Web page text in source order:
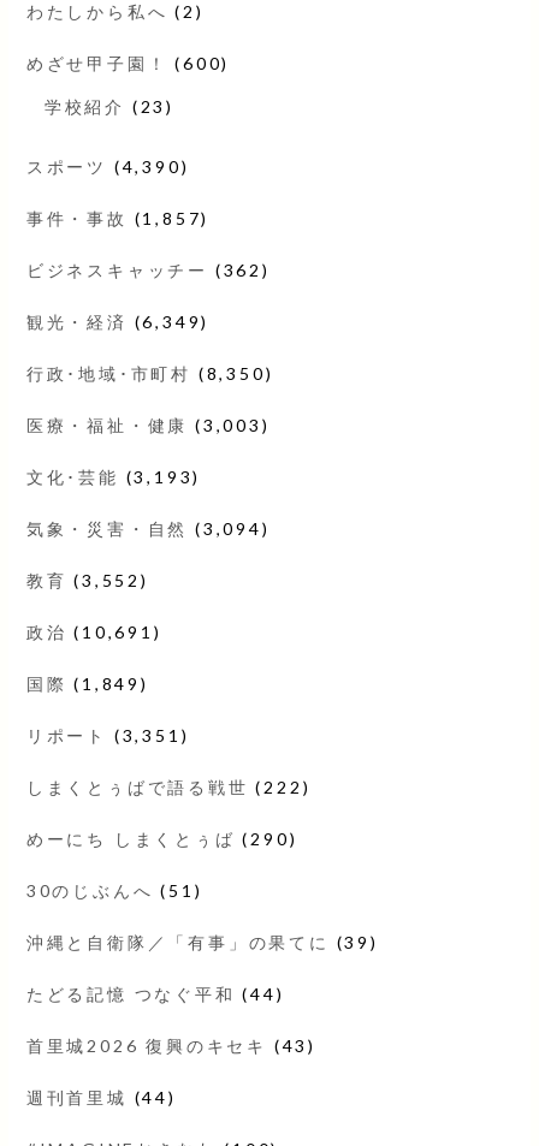
わたしから私へ (2)
めざせ甲子園！ (600)
学校紹介 (23)
スポーツ (4,390)
事件・事故 (1,857)
ビジネスキャッチー (362)
観光・経済 (6,349)
行政･地域･市町村 (8,350)
医療・福祉・健康 (3,003)
文化･芸能 (3,193)
気象・災害・自然 (3,094)
教育 (3,552)
政治 (10,691)
国際 (1,849)
リポート (3,351)
しまくとぅばで語る戦世 (222)
めーにち しまくとぅば (290)
30のじぶんへ (51)
沖縄と自衛隊／「有事」の果てに (39)
たどる記憶 つなぐ平和 (44)
首里城2026 復興のキセキ (43)
週刊首里城 (44)